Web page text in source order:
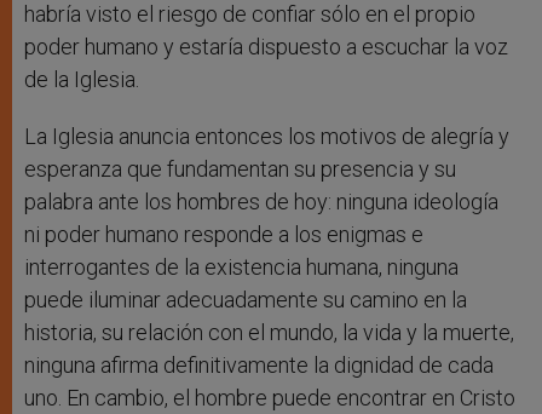
habría visto el riesgo de confiar sólo en el propio
poder humano y estaría dispuesto a escuchar la voz
de la Iglesia.
La Iglesia anuncia entonces los motivos de alegría y
esperanza que fundamentan su presencia y su
palabra ante los hombres de hoy: ninguna ideología
ni poder humano responde a los enigmas e
interrogantes de la existencia humana, ninguna
puede iluminar adecuadamente su camino en la
historia, su relación con el mundo, la vida y la muerte,
ninguna afirma definitivamente la dignidad de cada
uno. En cambio, el hombre puede encontrar en Cristo